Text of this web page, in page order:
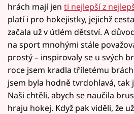
hrách mají jen ti nejlepší z
platí i pro hokejistky, jejichž
začala už v útlém dětství. A
na sport mnohými stále
prostý – inspirovaly se u svých
roce jsem kradla tříletému
jsem byla hodně tvrdohlavá, tak
Naši chtěli, abych se naučila
hraju hokej. Když pak viděli, že